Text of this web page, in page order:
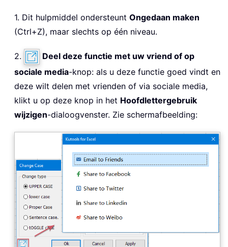
1. Dit hulpmiddel ondersteunt Ongedaan maken
(Ctrl+Z), maar slechts op één niveau.
2.
Deel deze functie met uw vriend of op
sociale media-knop: als u deze functie goed vindt en
deze wilt delen met vrienden of via sociale media,
klikt u op deze knop in het Hoofdlettergebruik
wijzigen-dialoogvenster. Zie schermafbeelding: